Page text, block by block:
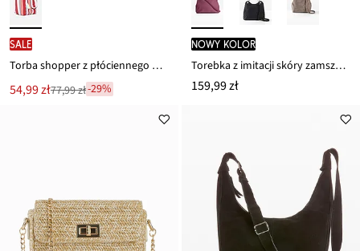
SALE
Torba shopper z płóciennego materiału
Nowa
cena
54,99 zł
Przeceniono
77,99 zł-29%
nowy kolor
Torebka z imitacji skóry zamszowej
159,99 zł